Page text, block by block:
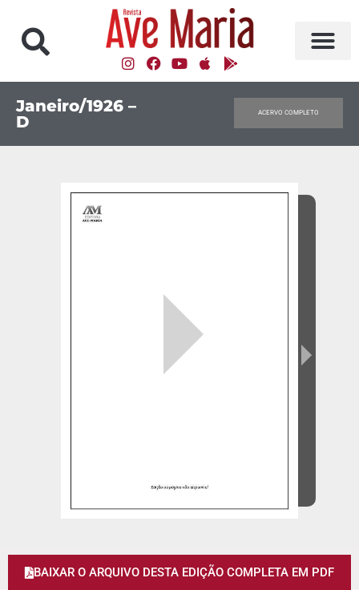
Janeiro/1926 –
D
ACERVO COMPLETO
BAIXAR O ARQUIVO DESTA EDIÇÃO COMPLETA EM PDF